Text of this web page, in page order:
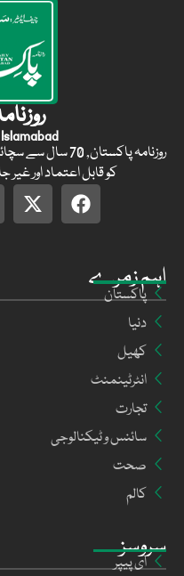
سروسز
ای پیپر
اہم زمرے
پاکستان
دنیا
کھیل
انٹرٹینمنٹ
تجارت
سائنس و ٹیکنالوجی
صحت
کالم
روزنامہ پاکستان,
کو قابل اعتماد اور غیر